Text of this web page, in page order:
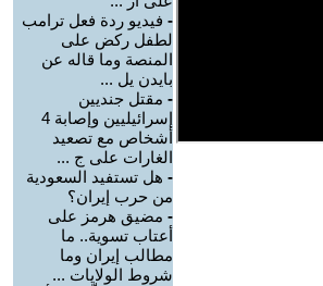
- فيديو ردة فعل ترامب
لطفل ركض على
المنصة وما قاله عن
بايدن يل ...
- مقتل جنديين
إسرائيليين وإصابة 4
أشخاص مع تصعيد
الغارات على ج ...
- هل تستفيد السعودية
من حرب إيران؟
- مضيق هرمز على
أعتاب تسوية.. ما
مطالب إيران وما
شروط الولايات ...